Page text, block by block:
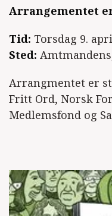
Arrangementet
Tid: Torsdag 9.
Sted:
Arrangmentet er
Fritt Ord, Norsk
Medlemsfond og